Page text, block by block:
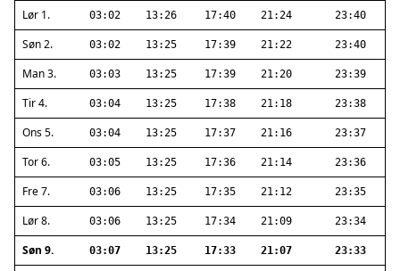
Lør 1.
03:02 13:26 17:40 21:24 23:40
Søn 2. 03:02 13:25 17:39 21:22 23:40
Man 3. 03:03 13:25 17:39 21:20 23:39
Tir 4. 03:04 13:25 17:38 21:18 23:38
Ons 5. 03:04 13:25 17:37 21:16 23:37
Tor 6. 03:05 13:25 17:36 21:14 23:36
Fre 7. 03:06 13:25 17:35 21:12 23:35
Lør 8. 03:06 13:25 17:34 21:09 23:34
Søn 9. 03:07 13:25 17:33 21:07 23:33